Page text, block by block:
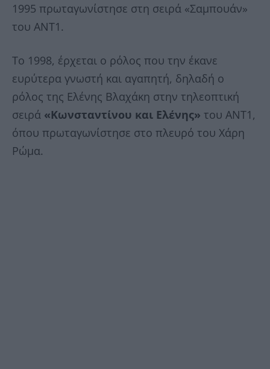
1995 πρωταγωνίστησε στη σειρά «Σαμπουάν»
του ΑΝΤ1.
Το 1998, έρχεται ο ρόλος που την έκανε
ευρύτερα γνωστή και αγαπητή, δηλαδή ο
ρόλος της Ελένης Βλαχάκη στην τηλεοπτική
σειρά «Κωνσταντίνου και Ελένης» του ΑΝΤ1,
όπου πρωταγωνίστησε στο πλευρό του Χάρη
Ρώμα.